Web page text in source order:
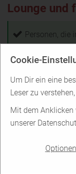
Cookie-
Um Dir ein eine
Leser zu
Mit dem Anklicken
unserer
Optionen
Lounge und
Personen, die
Linie an
Erfahrungen
interessiert
Personen, die
Online-Dating-
Privatsphäre